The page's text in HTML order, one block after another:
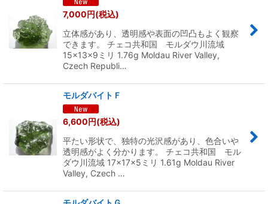
7,000円(税込)
立体感があり、透明感や表面の凹凸もよく観察
できます。 チェコ共和国 モルダウ川流域
15×13×9ミリ 1.76g Moldau River Valley,
Czech Republi…
モルダバイトＦ
6,600円(税込)
平たい形状で、独特の光沢感があり、色合いや
透明感がよく分かります。 チェコ共和国 モル
ダウ川流域 17×17×5ミリ 1.61g Moldau River
Valley, Czech …